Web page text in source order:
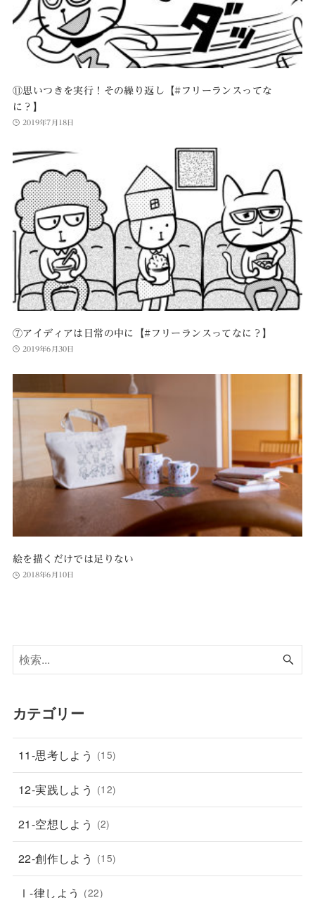
⑪思いつきを実行！その繰り返し【#フリーランスってな
に？】
2019年7月18日
⑦アイディアは日常の中に【#フリーランスってなに？】
2019年6月30日
絵を描くだけでは足りない
2018年6月10日
カテゴリー
11-思考しよう (15)
12-実践しよう (12)
21-空想しよう (2)
22-創作しよう (15)
Ⅰ-律しよう (22)